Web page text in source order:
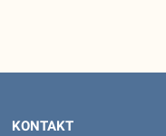
KONTAKT